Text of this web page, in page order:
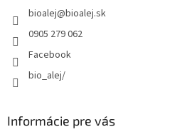
bioalej@bioalej.sk
0905 279 062
Facebook
bio_alej/
Informácie pre vás